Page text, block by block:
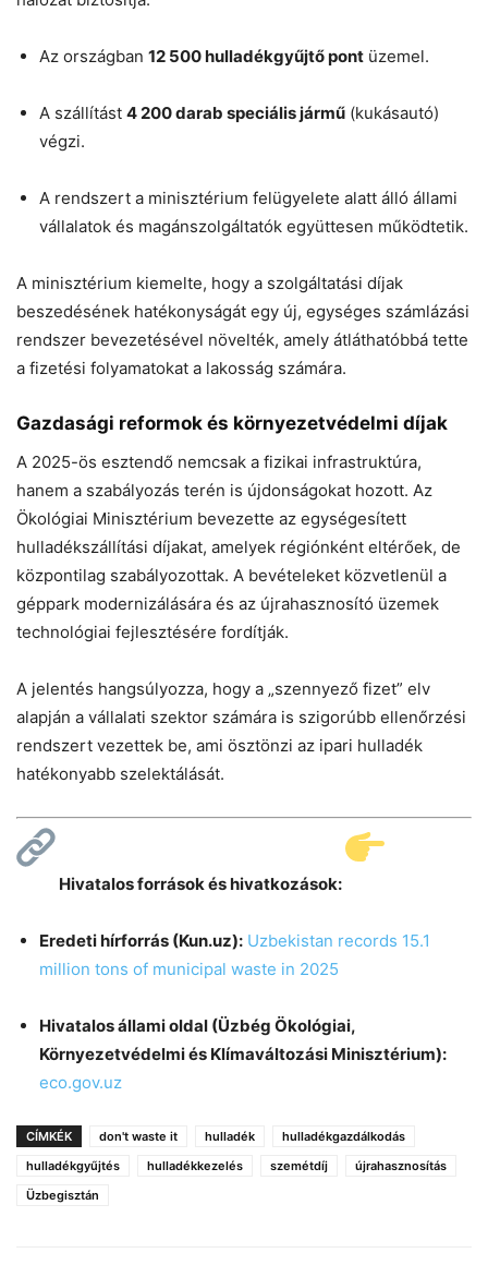
Az országban 12 500 hulladékgyűjtő pont üzemel.
A szállítást 4 200 darab speciális jármű (kukásautó)
végzi.
A rendszert a minisztérium felügyelete alatt álló állami
vállalatok és magánszolgáltatók együttesen működtetik.
A minisztérium kiemelte, hogy a szolgáltatási díjak
beszedésének hatékonyságát egy új, egységes számlázási
rendszer bevezetésével növelték, amely átláthatóbbá tette
a fizetési folyamatokat a lakosság számára.
Gazdasági reformok és környezetvédelmi díjak
A 2025-ös esztendő nemcsak a fizikai infrastruktúra,
hanem a szabályozás terén is újdonságokat hozott. Az
Ökológiai Minisztérium bevezette az egységesített
hulladékszállítási díjakat, amelyek régiónként eltérőek, de
központilag szabályozottak. A bevételeket közvetlenül a
géppark modernizálására és az újrahasznosító üzemek
technológiai fejlesztésére fordítják.
A jelentés hangsúlyozza, hogy a „szennyező fizet” elv
alapján a vállalati szektor számára is szigorúbb ellenőrzési
rendszert vezettek be, ami ösztönzi az ipari hulladék
hatékonyabb szelektálását.
Hivatalos források és hivatkozások:
Eredeti hírforrás (Kun.uz): Uzbekistan records 15.1
million tons of municipal waste in 2025
Hivatalos állami oldal (Üzbég Ökológiai,
Környezetvédelmi és Klímaváltozási Minisztérium):
eco.gov.uz
CÍMKÉK don't waste it hulladék
hulladékgazdálkodás
hulladékgyűjtés
hulladékkezelés szemétdíj
újrahasznosítás
Üzbegisztán